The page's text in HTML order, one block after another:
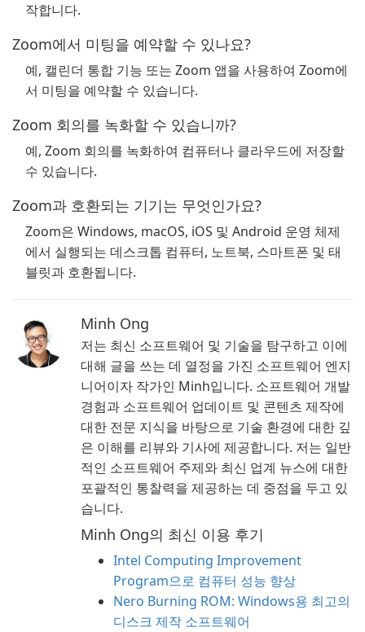
작합니다.
Zoom에서 미팅을 예약할 수 있나요?
예, 캘린더 통합 기능 또는 Zoom 앱을 사용하여 Zoom에
서 미팅을 예약할 수 있습니다.
Zoom 회의를 녹화할 수 있습니까?
예, Zoom 회의를 녹화하여 컴퓨터나 클라우드에 저장할
수 있습니다.
Zoom과 호환되는 기기는 무엇인가요?
Zoom은 Windows, macOS, iOS 및 Android 운영 체제
에서 실행되는 데스크톱 컴퓨터, 노트북, 스마트폰 및 태
블릿과 호환됩니다.
Minh Ong
저는 최신 소프트웨어 및 기술을 탐구하고 이에
대해 글을 쓰는 데 열정을 가진 소프트웨어 엔지
니어이자 작가인 Minh입니다. 소프트웨어 개발
경험과 소프트웨어 업데이트 및 콘텐츠 제작에
대한 전문 지식을 바탕으로 기술 환경에 대한 깊
은 이해를 리뷰와 기사에 제공합니다. 저는 일반
적인 소프트웨어 주제와 최신 업계 뉴스에 대한
포괄적인 통찰력을 제공하는 데 중점을 두고 있
습니다.
Minh Ong의 최신 이용 후기
Intel Computing Improvement
Program으로 컴퓨터 성능 향상
Nero Burning ROM: Windows용 최고의
디스크 제작 소프트웨어